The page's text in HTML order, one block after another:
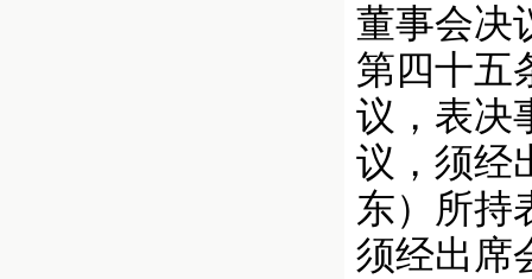
董事会决
第四十五
议，表决
议，须经
东）所持
须经出席